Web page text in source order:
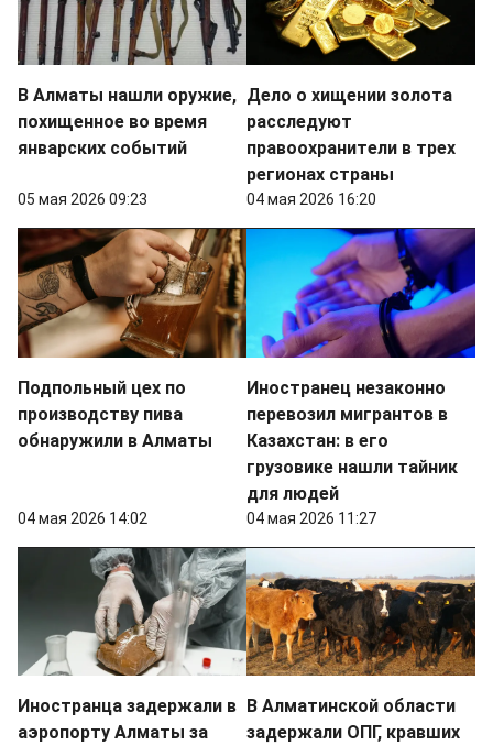
В Алматы нашли оружие,
похищенное во время
январских событий
05 мая 2026 09:23
Дело о хищении золота
расследуют
правоохранители в трех
регионах страны
04 мая 2026 16:20
Подпольный цех по
производству пива
обнаружили в Алматы
04 мая 2026 14:02
Иностранец незаконно
перевозил мигрантов в
Казахстан: в его
грузовике нашли тайник
для людей
04 мая 2026 11:27
Иностранца задержали в
аэропорту Алматы за
В Алматинской области
задержали ОПГ, кравших